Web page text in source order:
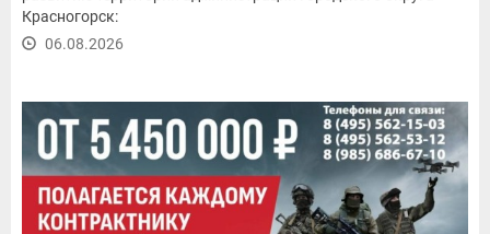
Красногорск:
06.08.2026